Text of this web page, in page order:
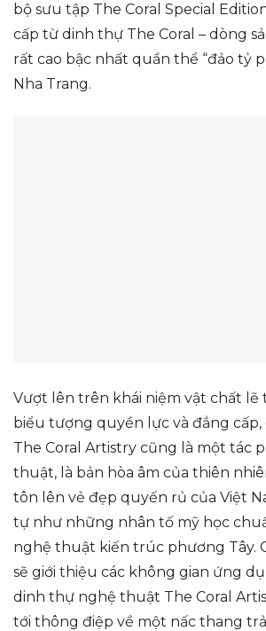
bộ sưu tập The Coral Special
cấp từ dinh thự The Coral – dòng
rất cao bậc nhất quần thể “đảo tỷ
Nha Trang.
Vượt lên trên khái niệm vật chất lẽ
biểu tượng quyền lực và đẳng
The Coral Artistry cũng là một tác
thuật, là bản hòa âm của thiên
tôn lên vẻ đẹp quyến rủ của Việt
tự như những nhân tố mỹ học
nghệ thuật kiến trúc phương Tây.
sẽ giới thiệu các không gian ứng
dinh thự nghệ thuật The Coral
tới thông điệp về một nấc thang